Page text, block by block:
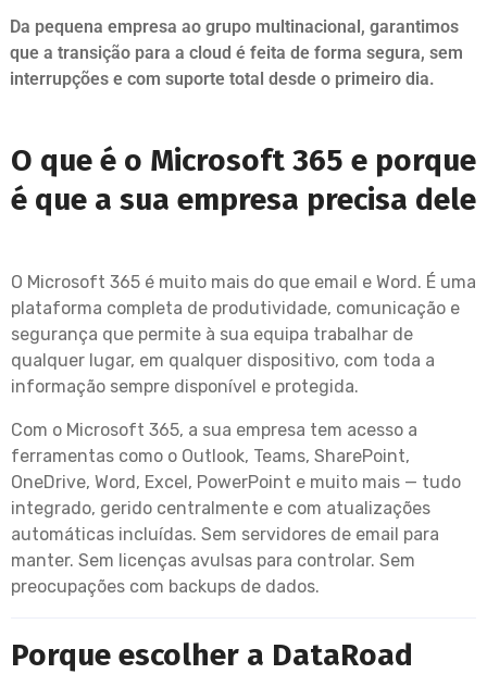
Da pequena empresa ao grupo multinacional, garantimos
que a transição para a cloud é feita de forma segura, sem
interrupções e com suporte total desde o primeiro dia.
O que é o Microsoft 365 e porque
é que a sua empresa precisa dele
O Microsoft 365 é muito mais do que email e Word. É uma
plataforma completa de produtividade, comunicação e
segurança que permite à sua equipa trabalhar de
qualquer lugar, em qualquer dispositivo, com toda a
informação sempre disponível e protegida.
Com o Microsoft 365, a sua empresa tem acesso a
ferramentas como o Outlook, Teams, SharePoint,
OneDrive, Word, Excel, PowerPoint e muito mais — tudo
integrado, gerido centralmente e com atualizações
automáticas incluídas. Sem servidores de email para
manter. Sem licenças avulsas para controlar. Sem
preocupações com backups de dados.
Porque escolher a DataRoad